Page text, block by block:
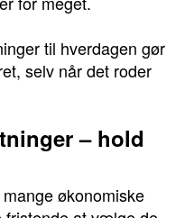
til hverdagen gør
selv når det roder
– hold
økonomiske